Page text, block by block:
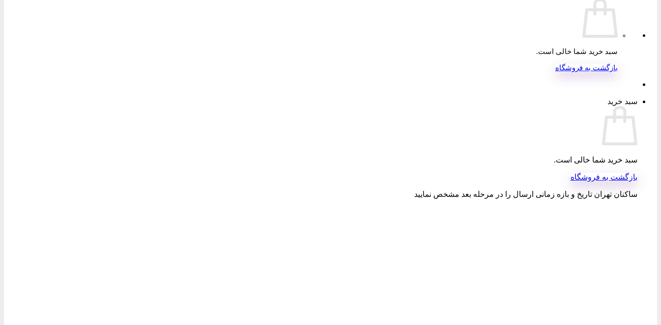
سبد خرید شما خالی است.
بازگشت به فروشگاه
سبد خرید
سبد خرید شما خالی است.
بازگشت به فروشگاه
ساکنان تهران تاریخ و بازه زمانی ارسال را در مرحله بعد مشخص نمایید